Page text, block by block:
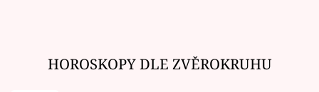
HOROSKOPY DLE ZVĚROKRUHU